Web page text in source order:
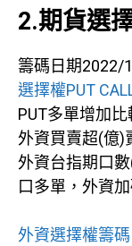
2.期貨選
籌碼日期2022/
選擇權PUT
PUT多單增加比
外資買賣超(億)
外資台指期口
口多單，外資
外資選擇權籌碼